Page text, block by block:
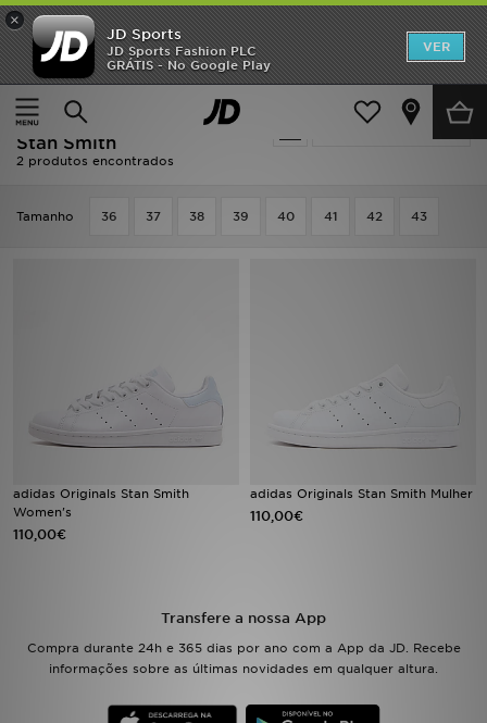
×
JD Sports
JD Sports Fashion PLC
GRÁTIS - No Google Play
VER
Página principal
Mulher
Actualizar a pesquisa
Mulher - Adidas Originals
Stan Smith
2 produtos encontrados
Tamanho 36 37 38 39 40 41 42 43
adidas Originals Stan Smith
Women's
110,00€
adidas Originals Stan Smith Mulher
110,00€
Transfere a nossa App
Compra durante 24h e 365 dias por ano com a App da JD. Recebe
informações sobre as últimas novidades em qualquer altura.
INÍCIO
Promoções
NOVIDADES
FUTEBOL JD
VER MARCAS
LOCALIZADOR DE LOJAS